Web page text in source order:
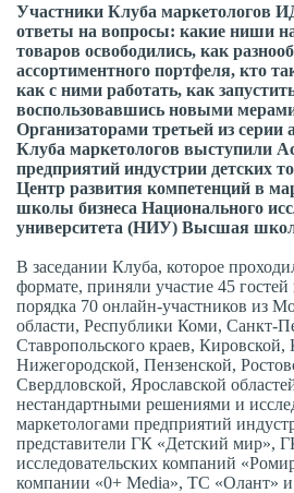
Участники Клуба маркетологов
ответы на вопросы: какие ниши
товаров освободились, как
ассортиментного портфеля, кто
как с ними работать, как
воспользовавшись новыми
Организаторами третьей из серии
Клуба маркетологов выступили
предприятий индустрии детских
Центр развития компетенций в
школы бизнеса Национального
университета (НИУ) Высшая
В заседании Клуба, которое
формате, приняли участие 45
порядка 70 онлайн-участников из
области, Республики Коми, Санкт-
Ставропольского краев, Кировской,
Нижегородской, Пензенской,
Свердловской, Ярославской
нестандартными решениями и
маркетологами предприятий
представители ГК «Детский мир»,
исследовательских компаний
компании «0+ Media», ТС «Олант» и